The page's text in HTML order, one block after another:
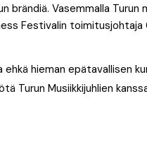
brändiä. Vasemmalla
Festivalin toimitusjohtaja
hieman epätavallisen
Turun Musiikkijuhlien